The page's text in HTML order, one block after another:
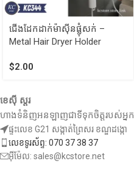
ជើងដែកដាក់ម៉ាស៊ីនផ្លុំសក់ –
Metal Hair Dryer Holder
$2.00
ខេស៊ី ស្តរ
ហាងទំនិញអនឡាញជាទីទុកចិត្តរបស់អ្នក
ផ្ទះលេខ G21 សង្កាត់ព្រៃសរ ខណ្ឌដង្កោ
លេខទូរស័ព្ទ: 070 37 38 37
អ៊ីម៉ែល: sales@kcstore.net